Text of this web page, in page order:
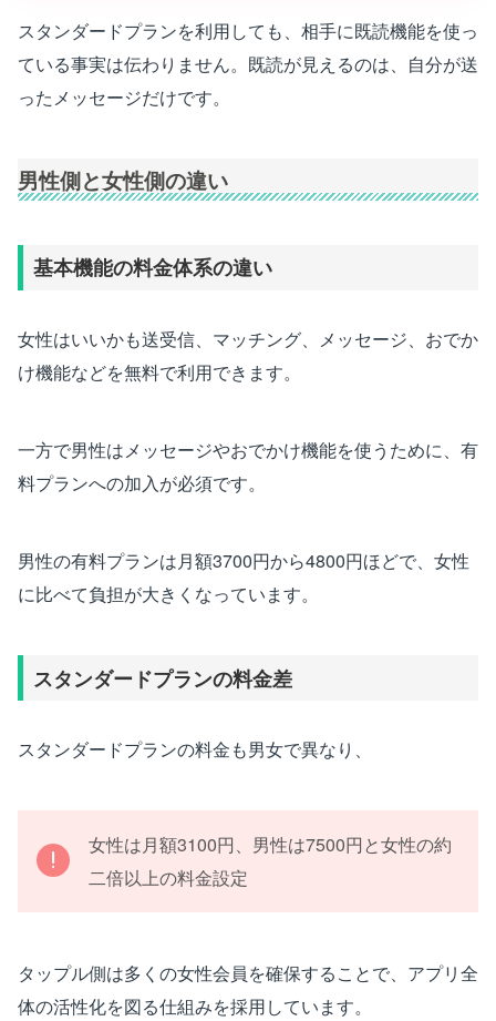
スタンダードプランを利用しても、相手に既読機能を使っ
ている事実は伝わりません。既読が見えるのは、自分が送
ったメッセージだけです。
男性側と女性側の違い
基本機能の料金体系の違い
女性はいいかも送受信、マッチング、メッセージ、おでか
け機能などを無料で利用できます。
一方で男性はメッセージやおでかけ機能を使うために、有
料プランへの加入が必須です。
男性の有料プランは月額3700円から4800円ほどで、女性
に比べて負担が大きくなっています。
スタンダードプランの料金差
スタンダードプランの料金も男女で異なり、
女性は月額3100円、男性は7500円と女性の約
二倍以上の料金設定
タップル側は多くの女性会員を確保することで、アプリ全
体の活性化を図る仕組みを採用しています。